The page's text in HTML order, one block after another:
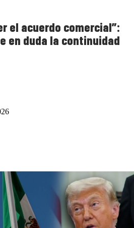
el acuerdo comercial”:
en duda la continuidad